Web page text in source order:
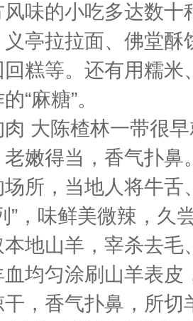
味的小吃多达数
亭拉拉面、佛堂
糕等。还有用糯
“麻糖”。
陈楂林一带很早
老嫩得当，香气扑
所，当地人将牛
”，味鲜美微辣，
地山羊，宰杀去
血均匀涂刷山羊表
干，香气扑鼻，所